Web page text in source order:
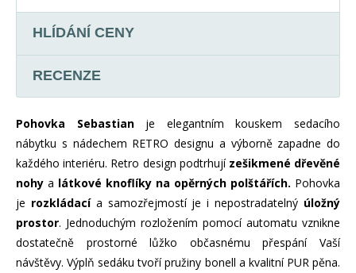
HLÍDÁNÍ CENY
RECENZE
Pohovka Sebastianje elegantním kouskem sedacího
nábytku s nádechem RETRO designu a výborně zapadne do
každého interiéru. Retro design podtrhujízešikmené dřevěné
nohy a látkové knoflíky na opěrných polštářích. Pohovka
je rozkládacía samozřejmostí je i nepostradatelný úložný
prostor. Jednoduchým rozložením pomocí automatu vznikne
dostatečně prostorné lůžko občasnému přespání Vaší
návštěvy. Výplň sedáku tvoří pružiny bonell a kvalitní PUR pěna.